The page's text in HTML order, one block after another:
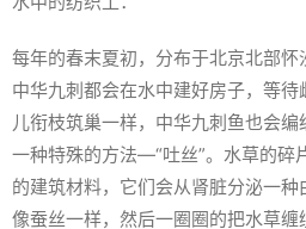
每年的春末夏初，分布于北京北部
中华九刺都会在水中建好房子，等
儿衔枝筑巢一样，中华九刺鱼也会
一种特殊的方法—“吐丝”。水草的碎
的建筑材料，它们会从肾脏分泌一
像蚕丝一样，然后一圈圈的把水草